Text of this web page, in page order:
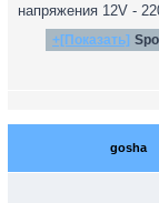
напряжения 12V -
+[Показать]
gosha